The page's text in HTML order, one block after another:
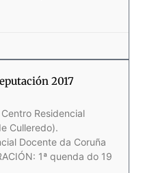
2017
Centro Residencial
Culleredo).
Docente da Coruña
1ª quenda do 19